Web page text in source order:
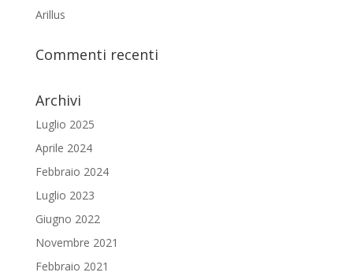
Arillus
Commenti recenti
Archivi
Luglio 2025
Aprile 2024
Febbraio 2024
Luglio 2023
Giugno 2022
Novembre 2021
Febbraio 2021